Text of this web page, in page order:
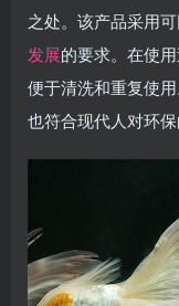
之处。该产品采用
发展的要求。在使
便于清洗和重复使
也符合现代人对环保